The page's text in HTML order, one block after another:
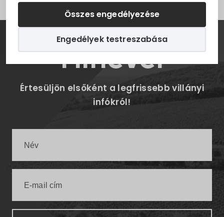
Összes engedélyezése
Engedélyek testreszabása
Turizmus
Választási információk
Választási szervek
Választási ügyintézés
2024. évi általános
Hírlevél
Értesüljön elsőként a legfrissebb villányi
infókról!